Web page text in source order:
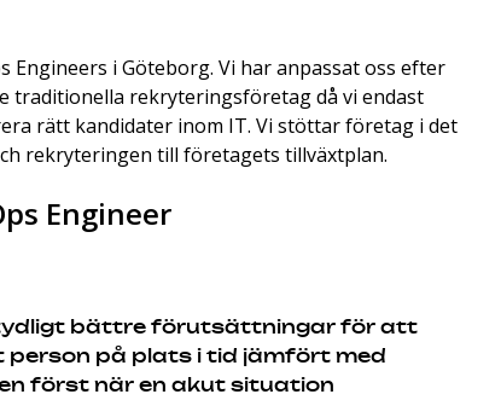
Engineers i Göteborg. Vi har anpassat oss efter
traditionella rekryteringsföretag då vi endast
rätt kandidater inom IT. Vi stöttar företag i det
rekryteringen till företagets tillväxtplan.
Engineer
bättre förutsättningar för att
person på plats i tid jämfört med
först när en akut situation